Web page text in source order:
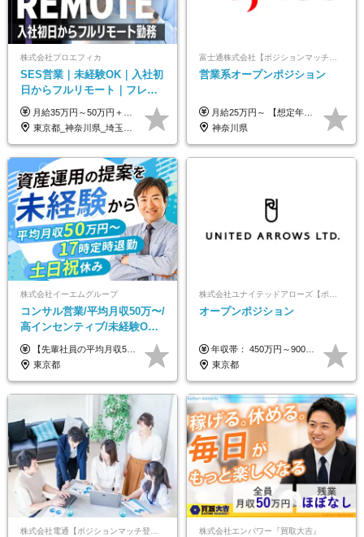
株式会社プロエフィカ
SES営業｜未経験OK｜入社初
日からフルリモート｜フレッ
クス可｜残業月平均10h以下｜
事業立ち上げメンバー
月給35万円～50万円＋交通費 ◎経験やスキルを考慮し、最大限優遇します ◎上記月給は固定残業代月40時間分(月10万9,375～)を含みます。残業時間が超過した場合はその分追加支給します ◎試用期間6カ月あり(給与や待遇は同じです)
東京都_神奈川県_埼玉県_千葉県_大阪府_愛知県_北海道_青森県_岩手県_宮城県_秋田県_山形県_福島県_茨城県_栃木県_群馬県_新潟県_山梨県_長野県_富山県_石川県_福井県_静岡県_岐阜県_三重県_兵庫県_京都府_滋賀県_奈良県_和歌山県_広島県_岡山県_鳥取県_島根県_山口県_徳島県_香川県_愛媛県_高知県_福岡県_熊本県_佐賀県_長崎県_大分県_宮崎県_鹿児島県_沖縄県
営業系オープンポジション
月給25万円～ 【想定年収】 400万円～1000万円（残業代及び諸手当込） ※ご経験、前年収、ご年齢に応じて決定します。
神奈川県
株式会社イーエムグループ
コンサル営業/平均月収50万〜/
高インセンティブ/未経験OK/
残業なし/4,50代も活躍/ブラン
ク可/面接1回
【先輩社員の平均月収50万円】 月給30万円以上+インセンティブ+その他手当 ※経験・スキルを考慮の上で給与を決定します ※上記には5万円（月20時間分）のみなし残業代と一律手当（営業手当4万円、能力評価手当4万円）を含みます ※上記を超える残業代は別途全額支給します ※試用期間：3ヶ月あり（試用期間中の待遇に差異なし）
東京都
オープンポジション
年収帯： 450万円～900万円 ※経験・スキルを考慮の上、決定します。
東京都
株式会社電通【ポジションマッチ登録】 株式会社エンパワー『買取大吉』